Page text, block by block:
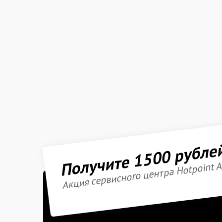
Получите 1500
Акция сервисного центра Hotpoint